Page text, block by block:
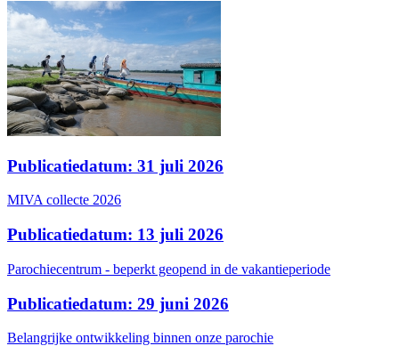
Publicatiedatum: 31 juli 2026
MIVA collecte 2026
Publicatiedatum: 13 juli 2026
Parochiecentrum - beperkt geopend in de vakantieperiode
Publicatiedatum: 29 juni 2026
Belangrijke ontwikkeling binnen onze parochie